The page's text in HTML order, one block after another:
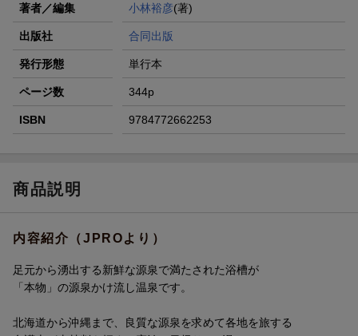
著者／編集 小林裕彦(著)
出版社 合同出版
発行形態 単行本
ページ数 344p
ISBN 9784772662253
商品説明
内容紹介（JPROより）
足元から湧出する新鮮な源泉で満たされた浴槽が
「本物」の源泉かけ流し温泉です。
北海道から沖縄まで、良質な源泉を求めて各地を旅する